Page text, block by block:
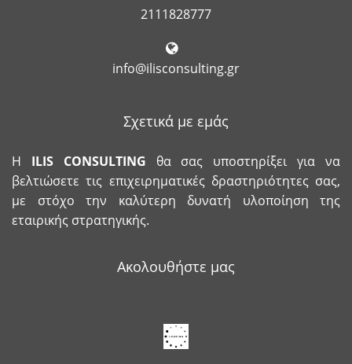
2111828777
info@ilisconsulting.gr
Σχετικά με εμάς
Η ILIS CONSULTING θα σας υποστηρίξει για να
βελτιώσετε τις επιχειρηματικές δραστηριότητες σας,
με στόχο την καλύτερη δυνατή υλοποίηση της
εταιρικής στρατηγικής.
Ακολουθήστε μας